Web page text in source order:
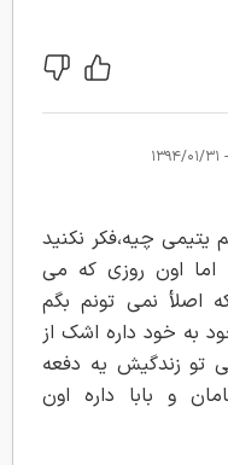
يتيمى چيه،فکر نکنيد
اما اون روزى که مى
اصلأ نمى تونم بگم
به خود داره اشک از
تو زندگيش يه دفعه
و بابا داره اون